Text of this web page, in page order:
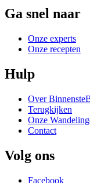
Ga snel naar
Onze experts
Onze recepten
Hulp
Over
Terugkijken
Onze
Contact
Volg ons
Facebook